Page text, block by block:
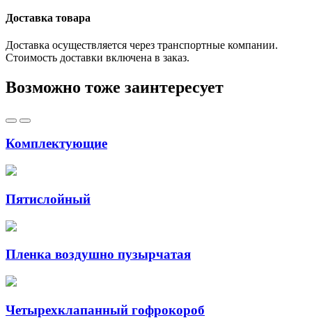
Доставка товара
Доставка осуществляется через транспортные компании.
Стоимость доставки включена в заказ.
Возможно тоже заинтересует
Комплектующие
Пятислойный
Пленка воздушно пузырчатая
Четырехклапанный гофрокороб